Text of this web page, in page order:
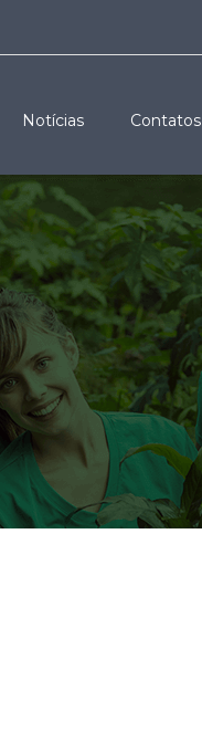
Notícias Contatos